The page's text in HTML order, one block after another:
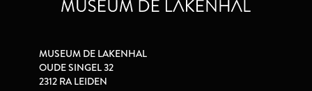
MUSEUM DE LAKENHAL
OUDE SINGEL 32
2312 RA LEIDEN